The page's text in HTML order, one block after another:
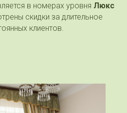
в номерах уровня Люкс
скидки за длительное
клиентов.